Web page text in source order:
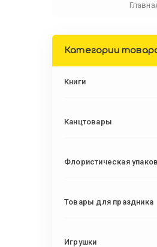
Категории
Книги
Канцтовары
Флористическая
Товары для праздника
Игрушки